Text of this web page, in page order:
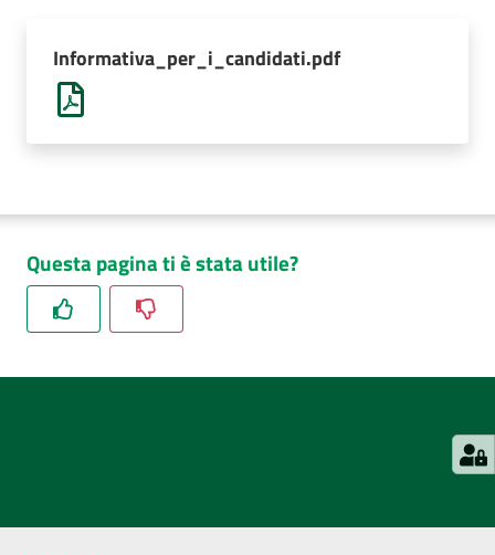
Informativa_per_i_candidati.pdf
Questa pagina ti è stata utile?